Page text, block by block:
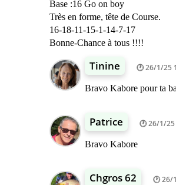
Base :16 Go on boy
Très en forme, tête de Course.
16-18-11-15-1-14-7-17
Bonne-Chance à tous !!!!
Tinine 26/1/25
Bravo Kabore pour ta
Patrice 26/1/25
Bravo Kabore
Chgros 62 26/